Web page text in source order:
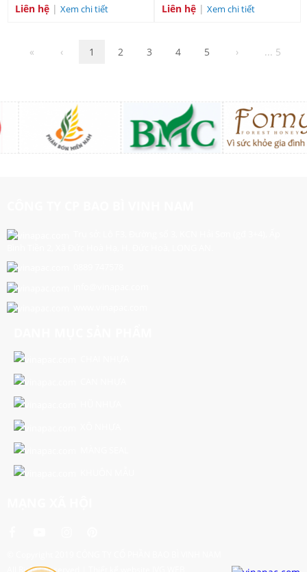
Liên hệ | Xem chi tiết Liên hệ | Xem chi tiết
« ‹ 1 2 3 4 5 › ... 5
All Rights Reserved |